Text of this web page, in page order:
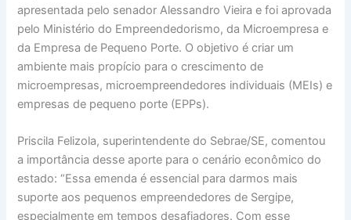
apresentada pelo senador Alessandro Vieira e foi aprovada
pelo Ministério do Empreendedorismo, da Microempresa e
da Empresa de Pequeno Porte. O objetivo é criar um
ambiente mais propício para o crescimento de
microempresas, microempreendedores individuais (MEIs) e
empresas de pequeno porte (EPPs).
Priscila Felizola, superintendente do Sebrae/SE, comentou
a importância desse aporte para o cenário econômico do
estado: “Essa emenda é essencial para darmos mais
suporte aos pequenos empreendedores de Sergipe,
especialmente em tempos desafiadores. Com esse